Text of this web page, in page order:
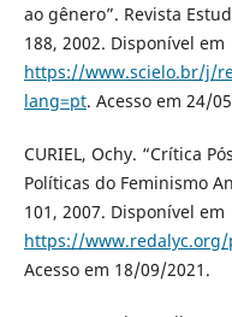
ao gênero”. Revista
188, 2002. Disponível em
https://www.scielo.br/j/
lang=pt. Acesso em 24/
CURIEL, Ochy. “Crítica
Políticas do Feminismo
101, 2007. Disponível em
https://
Acesso em 18/09/2021.